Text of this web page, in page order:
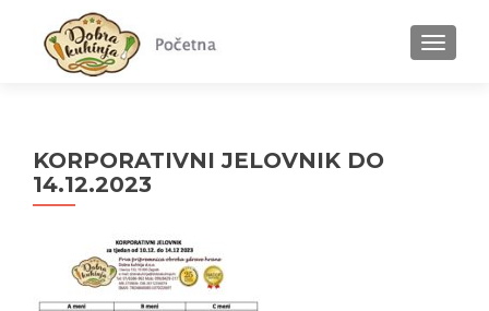
MENU
KORPORATIVNI JELOVNIK DO
14.12.2023